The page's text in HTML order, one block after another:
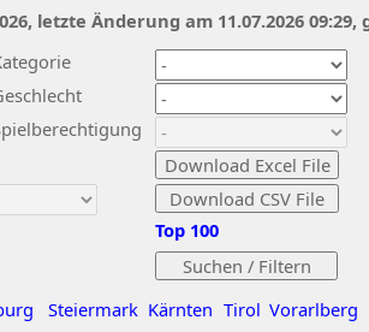
Steiermark Kärnten Tirol Vorarlberg
Top 100
letzte Änderung am 11.07.2026